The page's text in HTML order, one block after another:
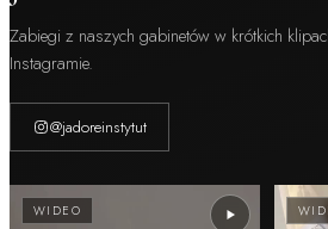
Zabiegi z naszych gabinetów w krótkich
Instagramie.
@jadoreinstytut
WIDEO